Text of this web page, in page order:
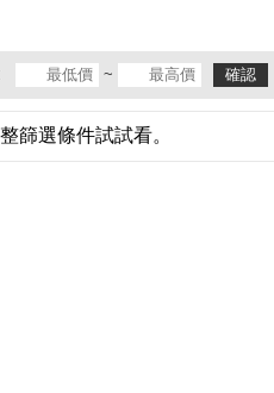
~ 確認
篩選條件試試看。